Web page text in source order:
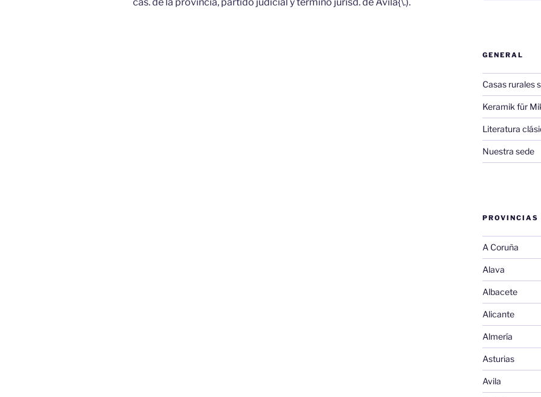
GENERAL
Casas rurales
Keramik für
Literatura
Nuestra sede
PROVINCIAS
A Coruña
Alava
Albacete
Alicante
Almería
Asturias
Avila